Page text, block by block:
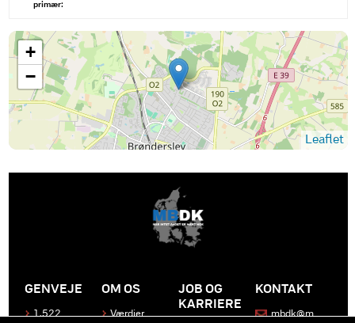
primær:
+
−
Leaflet
GENVEJE
1.522
OM OS
Værdier
JOB OG
KARRIERE
KONTAKT
mbdk@m